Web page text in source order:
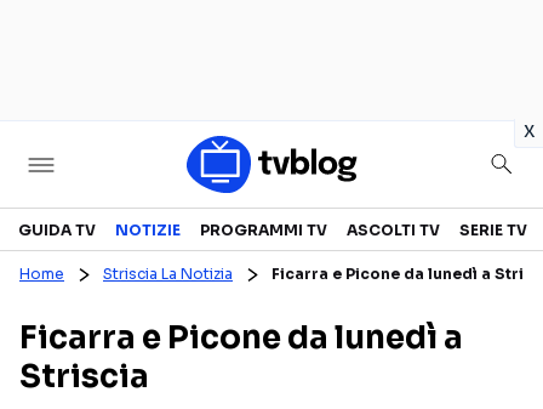
x
Televisione
CANALI TV
PROGRAMMI TV
SERIE TV
GUIDA TV NOTIZIE PROGRAMMI TV ASCOLTI TV SERIE TV
Home Striscia La Notizia Ficarra e Picone da lunedì a
Ficarra e Picone da lunedì a
Striscia